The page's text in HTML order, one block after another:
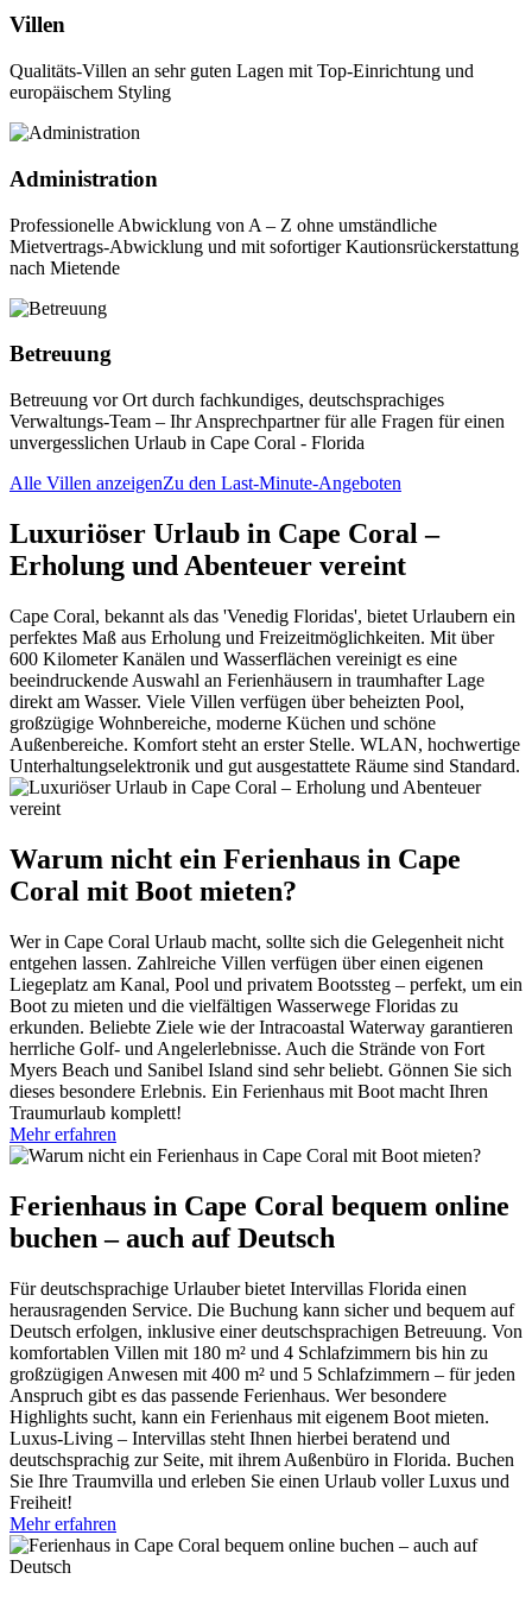
Villen
Qualitäts-Villen an sehr guten Lagen mit Top-Einrichtung und
europäischem Styling
Administration
Professionelle Abwicklung von A – Z ohne umständliche
Mietvertrags-Abwicklung und mit sofortiger Kautionsrückerstattung
nach Mietende
Betreuung
Betreuung vor Ort durch fachkundiges, deutschsprachiges
Verwaltungs-Team – Ihr Ansprechpartner für alle Fragen für einen
unvergesslichen Urlaub in Cape Coral - Florida
Alle Villen anzeigenZu den Last-Minute-Angeboten
Luxuriöser Urlaub in Cape Coral –
Erholung und Abenteuer vereint
Cape Coral, bekannt als das 'Venedig Floridas', bietet Urlaubern ein
perfektes Maß aus Erholung und Freizeitmöglichkeiten. Mit über
600 Kilometer Kanälen und Wasserflächen vereinigt es eine
beeindruckende Auswahl an Ferienhäusern in traumhafter Lage
direkt am Wasser. Viele Villen verfügen über beheizten Pool,
großzügige Wohnbereiche, moderne Küchen und schöne
Außenbereiche. Komfort steht an erster Stelle. WLAN, hochwertige
Unterhaltungselektronik und gut ausgestattete Räume sind Standard.
Warum nicht ein Ferienhaus in Cape
Coral mit Boot mieten?
Wer in Cape Coral Urlaub macht, sollte sich die Gelegenheit nicht
entgehen lassen. Zahlreiche Villen verfügen über einen eigenen
Liegeplatz am Kanal, Pool und privatem Bootssteg – perfekt, um ein
Boot zu mieten und die vielfältigen Wasserwege Floridas zu
erkunden. Beliebte Ziele wie der Intracoastal Waterway garantieren
herrliche Golf- und Angelerlebnisse. Auch die Strände von Fort
Myers Beach und Sanibel Island sind sehr beliebt. Gönnen Sie sich
dieses besondere Erlebnis. Ein Ferienhaus mit Boot macht Ihren
Traumurlaub komplett!
Mehr erfahren
Ferienhaus in Cape Coral bequem online
buchen – auch auf Deutsch
Für deutschsprachige Urlauber bietet Intervillas Florida einen
herausragenden Service. Die Buchung kann sicher und bequem auf
Deutsch erfolgen, inklusive einer deutschsprachigen Betreuung. Von
komfortablen Villen mit 180 m² und 4 Schlafzimmern bis hin zu
großzügigen Anwesen mit 400 m² und 5 Schlafzimmern – für jeden
Anspruch gibt es das passende Ferienhaus. Wer besondere
Highlights sucht, kann ein Ferienhaus mit eigenem Boot mieten.
Luxus-Living – Intervillas steht Ihnen hierbei beratend und
deutschsprachig zur Seite, mit ihrem Außenbüro in Florida. Buchen
Sie Ihre Traumvilla und erleben Sie einen Urlaub voller Luxus und
Freiheit!
Mehr erfahren